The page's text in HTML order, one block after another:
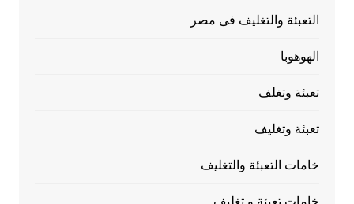
التعبئة والتغليف فى مصر
الهوهوبا
تعبئة وتغلف
تعبئة وتغليف
خامات التعبئة والتغليف
خامات تعبئة و تغليف